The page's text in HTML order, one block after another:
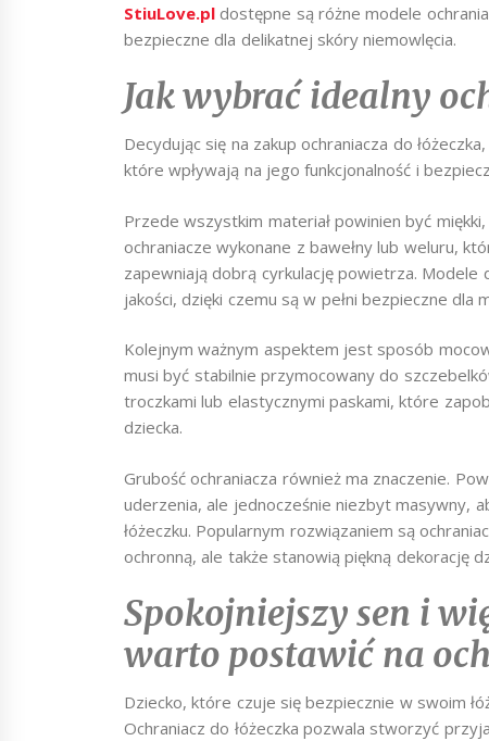
StiuLove.pl dostępne są różne modele
bezpieczne dla delikatnej skóry niemowlęcia.
Jak wybrać idealny
Decydując się na zakup ochraniacza do
które wpływają na jego funkcjonalność i
Przede wszystkim materiał powinien być
ochraniacze wykonane z bawełny lub weluru,
zapewniają dobrą cyrkulację powietrza. Modele
jakości, dzięki czemu są w pełni bezpieczne dla
Kolejnym ważnym aspektem jest sposób
musi być stabilnie przymocowany do
troczkami lub elastycznymi paskami, które
dziecka.
Grubość ochraniacza również ma znaczenie.
uderzenia, ale jednocześnie niezbyt masywny,
łóżeczku. Popularnym rozwiązaniem są
ochronną, ale także stanowią piękną dekorację
Spokojniejszy sen i
warto postawić na
Dziecko, które czuje się bezpiecznie w swoim
Ochraniacz do łóżeczka pozwala stworzyć